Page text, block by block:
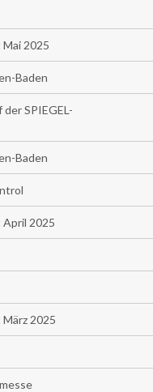
2025
Baden
SPIEGEL-
Baden
2025
2025